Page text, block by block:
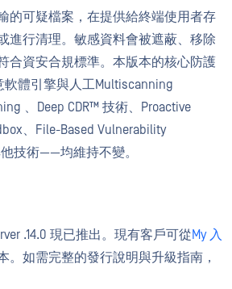
的可疑檔案，在提供給終端使用者存
進行清理。敏感資料會被遮蔽、移除
合資安合規標準。本版本的核心防護
體引擎與人工Multiscanning
、Deep CDR™ 技術、Proactive
、File-Based Vulnerability
技術——均維持不變。
.14.0 現已推出。現有客戶可從My 入
。如需完整的發行說明與升級指南，